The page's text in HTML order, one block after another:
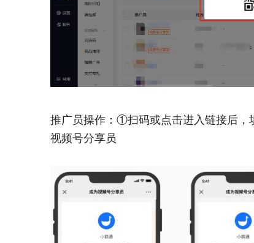
推广员操作：①扫码或点击进入链接后
视频号分享员